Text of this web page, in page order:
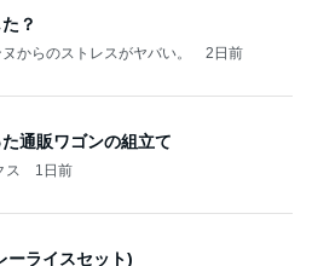
？
からのストレスがヤバい。 2日前
通販ワゴンの組立て
ス 1日前
ーライスセット)